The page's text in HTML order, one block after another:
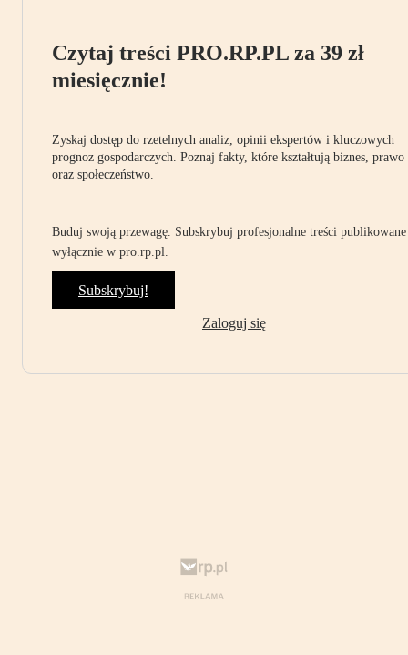
Czytaj treści PRO.RP.PL za 39 zł
miesięcznie!
Zyskaj dostęp do rzetelnych analiz, opinii ekspertów i kluczowych
prognoz gospodarczych. Poznaj fakty, które kształtują biznes, prawo
oraz społeczeństwo.
Buduj swoją przewagę. Subskrybuj profesjonalne treści publikowane
wyłącznie w pro.rp.pl.
Subskrybuj!
Zaloguj się